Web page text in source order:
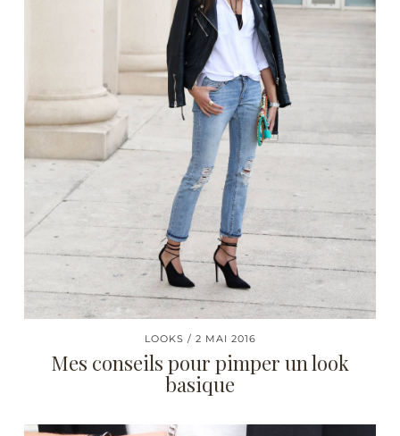
LOOKS 2 MAI 2016
Mes conseils pour pimper un look
basique